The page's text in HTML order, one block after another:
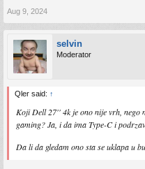
Aug 9, 2024
selvin
Moderator
Qler said: ↑
Koji Dell 27'' 4k je ono nije vrh, nego
gaming? Ja, i da ima Type-C i
Da li da gledam ono sta se uklapa u